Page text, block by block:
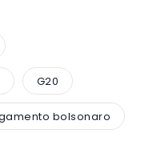
G20
bolsonaro